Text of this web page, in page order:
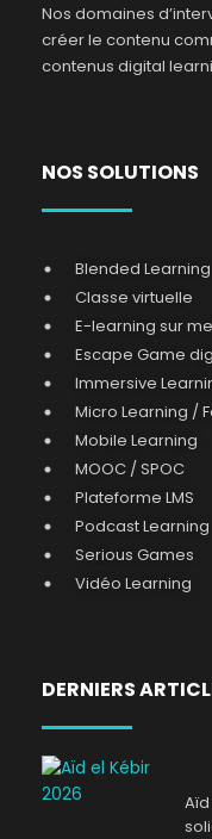
Nos domaines
créer le contenu
contenus digital
NOS SOLUTIONS
Blended Learning
Classe virtuelle
E-learning sur
Escape Game
Immersive
Micro Learning /
Mobile Learning
MOOC / SPOC
Plateforme LMS
Podcast Learning
Serious Games
Vidéo Learning
DERNIERS